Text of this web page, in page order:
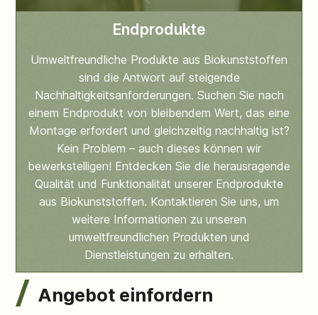
Endprodukte
Umweltfreundliche Produkte aus Biokunststoffen
sind die Antwort auf steigende
Nachhaltigkeitsanforderungen. Suchen Sie nach
einem Endprodukt von bleibendem Wert, das eine
Montage erfordert und gleichzeitig nachhaltig ist?
Kein Problem – auch dieses können wir
bewerkstelligen! Entdecken Sie die herausragende
Qualität und Funktionalität unserer Endprodukte
aus Biokunststoffen. Kontaktieren Sie uns, um
weitere Informationen zu unseren
umweltfreundlichen Produkten und
Dienstleistungen zu erhalten.
Angebot einfordern